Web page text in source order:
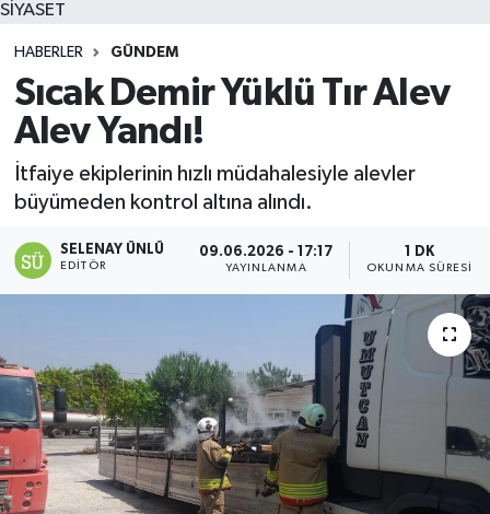
SİYASET
HABERLER GÜNDEM
Sıcak Demir Yüklü Tır Alev
Alev Yandı!
İtfaiye ekiplerinin hızlı müdahalesiyle alevler
büyümeden kontrol altına alındı.
SELENAY ÜNLÜ
EDITÖR
09.06.2026 - 17:17
YAYINLANMA
1 DK
OKUNMA SÜRESI